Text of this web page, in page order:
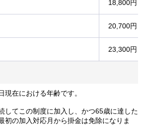
18,800円
20,700円
23,300円
現在における年齢です。
してこの制度に加入し、かつ65歳に達した
初の加入対応月から掛金は免除になりま